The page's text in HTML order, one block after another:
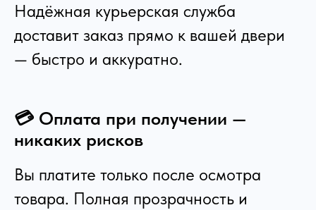
Надёжная курьерская служба
доставит заказ прямо к вашей двери
— быстро и аккуратно.
💳 Оплата при получении —
никаких рисков
Вы платите только после осмотра
товара. Полная прозрачность и